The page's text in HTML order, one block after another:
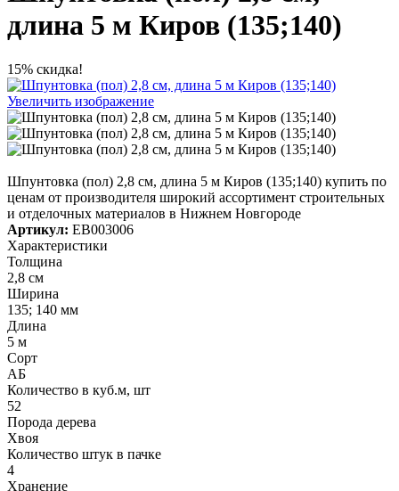
длина 5 м Киров (135;140)
15% скидка!
Увеличить изображение
Шпунтовка (пол) 2,8 см, длина 5 м Киров (135;140) купить по
ценам от производителя широкий ассортимент строительных
и отделочных материалов в Нижнем Новгороде
Артикул: ЕВ003006
Характеристики
Толщина
2,8 см
Ширина
135; 140 мм
Длина
5 м
Сорт
АБ
Количество в куб.м, шт
52
Порода дерева
Хвоя
Количество штук в пачке
4
Хранение